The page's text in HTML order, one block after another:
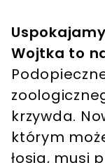
Wojtka to
krzywda.
którym
łosia, musi